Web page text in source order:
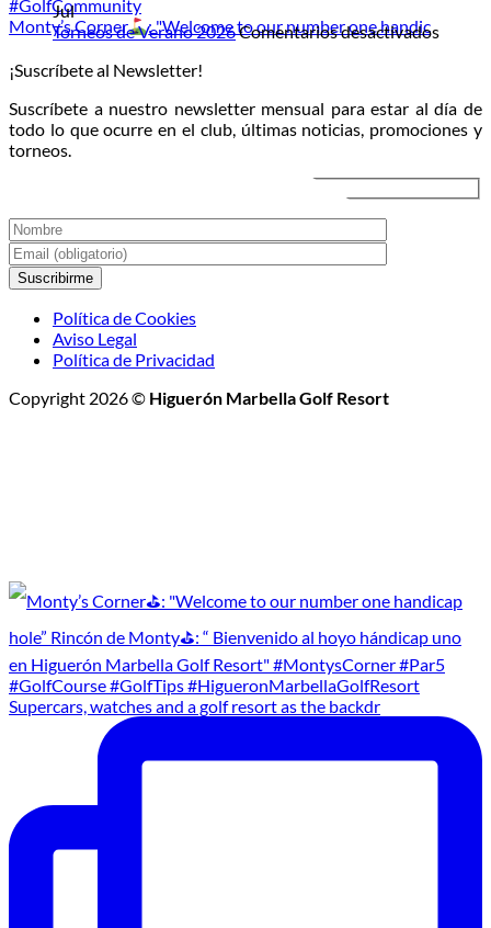
Monty’s Corner : "Welcome to our number one handic
Supercars, watches and a golf resort as the backdr
campo
en
la
Torneo
de
Nocturno
Jul
Torneos de Verano 2026Comentarios desactivadosen
2026
¡Suscríbete al Newsletter!
Suscríbete a nuestro newsletter mensual para estar al día de
todo lo que ocurre en el club, últimas noticias, promociones y
torneos.
Política de Cookies
Aviso Legal
Política de Privacidad
Copyright 2026 © Higuerón Marbella Golf Resort